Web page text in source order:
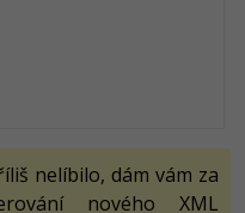
nelíbilo, dám vám za
nového XML